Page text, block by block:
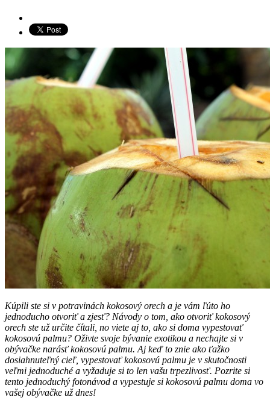
Kúpili ste si v potravinách kokosový orech a je vám ľúto ho
jednoducho otvoriť a zjesť? Návody o tom, ako otvoriť kokosový
orech ste už určite čítali, no viete aj to, ako si doma vypestovať
kokosovú palmu? Oživte svoje bývanie exotikou a nechajte si v
obývačke narásť kokosovú palmu. Aj keď to znie ako ťažko
dosiahnuteľný cieľ, vypestovať kokosovú palmu je v skutočnosti
veľmi jednoduché a vyžaduje si to len vašu trpezlivosť. Pozrite si
tento jednoduchý fotonávod a vypestuje si kokosovú palmu doma vo
vašej obývačke už dnes!